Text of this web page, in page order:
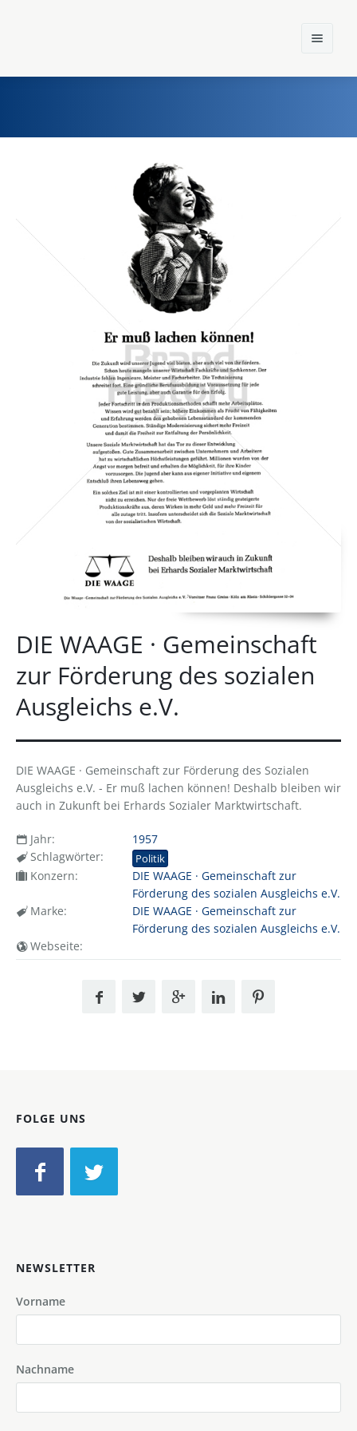
Marken
Konzerne
DIE WAAGE · Gemeinschaft
zur Förderung des sozialen
Ausgleichs e.V.
DIE WAAGE · Gemeinschaft zur Förderung des Sozialen
Ausgleichs e.V. - Er muß lachen können! Deshalb bleiben wir
auch in Zukunft bei Erhards Sozialer Marktwirtschaft.
Jahr:
1957
Schlagwörter:
Politik
Konzern:
DIE WAAGE · Gemeinschaft zur
Förderung des sozialen Ausgleichs e.V.
Marke:
DIE WAAGE · Gemeinschaft zur
Förderung des sozialen Ausgleichs e.V.
Webseite:
FOLGE UNS
NEWSLETTER
Vorname
Nachname